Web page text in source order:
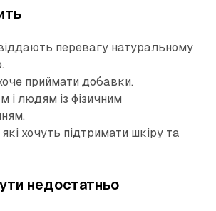
перевагу натуральному
приймати добавки.
і людям із фізичним
хочуть підтримати шкіру та
недостатньо